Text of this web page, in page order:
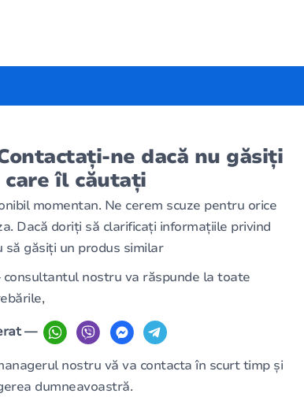
ne dacă nu găsiți
îl căutați
momentan. Ne cerem scuze pentru orice
Dacă doriți să clarificați informațiile privind
să găsiți un produs similar
nostru va răspunde la toate
—
nostru vă va contacta în scurt timp și
dumneavoastră.